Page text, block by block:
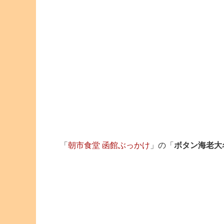
「 朝市食堂 函館ぶっかけ 」の「 ボタン海老大